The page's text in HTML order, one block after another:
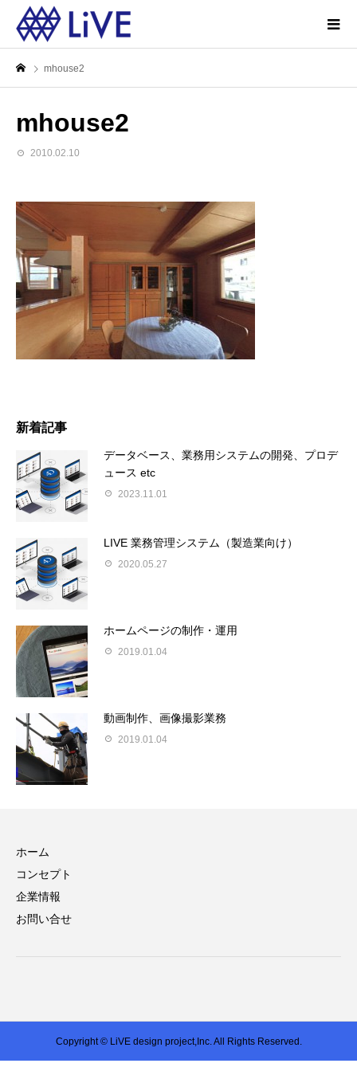
mhouse2
mhouse2
2010.02.10
新着記事
データベース、業務用システムの開発、プロデ
ュース etc
2023.11.01
LIVE 業務管理システム（製造業向け）
2020.05.27
ホームページの制作・運用
2019.01.04
動画制作、画像撮影業務
2019.01.04
ホーム
コンセプト
企業情報
お問い合せ
Copyright © LiVE design project,Inc. All Rights Reserved.